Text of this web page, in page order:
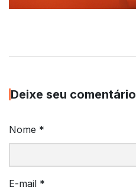
Deixe seu comentário
Nome *
E-mail *